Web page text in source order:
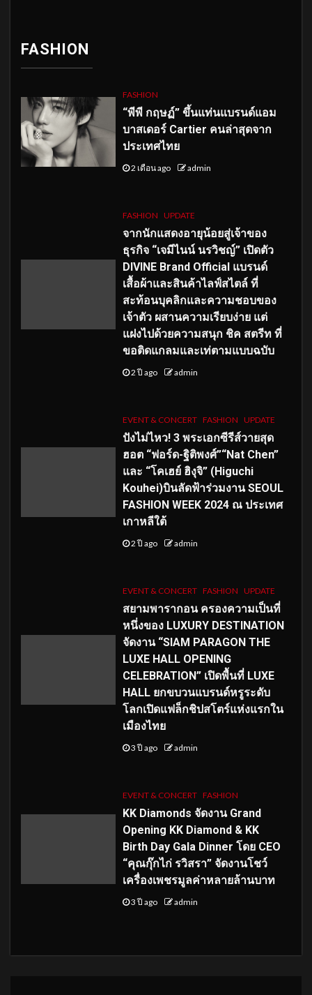
FASHION
FASHION
“พีพี กฤษฏ์” ขึ้นแท่นแบรนด์แอม
บาสเดอร์ Cartier คนล่าสุดจาก
ประเทศไทย
2 เดือน ago admin
FASHION UPDATE
จากนักแสดงอายุน้อยสู่เจ้าของ
ธุรกิจ “เจมีไนน์ นรวิชญ์” เปิดตัว
DIVINE Brand Official แบรนด์
เสื้อผ้าและสินค้าไลฟ์สไตล์ ที่
สะท้อนบุคลิกและความชอบของ
เจ้าตัว ผสานความเรียบง่าย แต่
แฝงไปด้วยความสนุก ชิค สตรีท ที่
ขอติดแกลมและเท่ตามแบบฉบับ
2 ปี ago admin
EVENT & CONCERT FASHION UPDATE
ปังไม่ไหว! 3 พระเอกซีรีส์วายสุด
ฮอต “ฟอร์ด-ฐิติพงศ์”“Nat Chen”
และ “โคเฮย์ ฮิงุจิ” (Higuchi
Kouhei)บินลัดฟ้าร่วมงาน SEOUL
FASHION WEEK 2024 ณ ประเทศ
เกาหลีใต้
2 ปี ago admin
EVENT & CONCERT FASHION UPDATE
สยามพารากอน ครองความเป็นที่
หนึ่งของ LUXURY DESTINATION
จัดงาน “SIAM PARAGON THE
LUXE HALL OPENING
CELEBRATION” เปิดพื้นที่ LUXE
HALL ยกขบวนแบรนด์หรูระดับ
โลกเปิดแฟล็กชิปสโตร์แห่งแรกใน
เมืองไทย
3 ปี ago admin
EVENT & CONCERT FASHION
KK Diamonds จัดงาน Grand
Opening KK Diamond & KK
Birth Day Gala Dinner โดย CEO
“คุณกุ๊กไก่ รวิสรา” จัดงานโชว์
เครื่องเพชรมูลค่าหลายล้านบาท
3 ปี ago admin